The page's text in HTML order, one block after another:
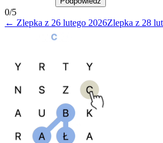
0/5
← Zlepka z 26 lutego 2026Zlepka z 28